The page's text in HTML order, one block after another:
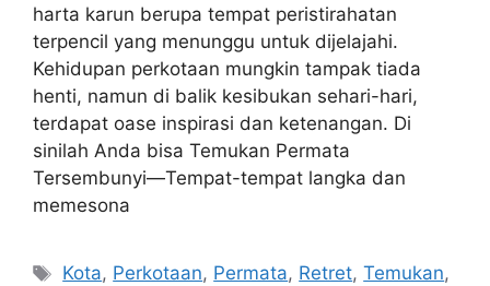
harta karun berupa tempat peristirahatan
terpencil yang menunggu untuk dijelajahi.
Kehidupan perkotaan mungkin tampak tiada
henti, namun di balik kesibukan sehari-hari,
terdapat oase inspirasi dan ketenangan. Di
sinilah Anda bisa Temukan Permata
Tersembunyi—Tempat-tempat langka dan
memesona
Tags
Kota, Perkotaan, Permata, Retret,Temukan,